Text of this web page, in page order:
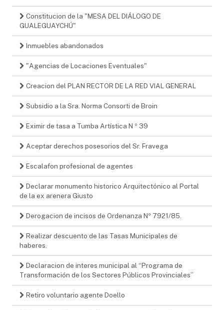
Constitucion de la "MESA DEL DIÁLOGO DE
GUALEGUAYCHÚ"
Inmuebles abandonados
"Agencias de Locaciones Eventuales"
Creacion del PLAN RECTOR DE LA RED VIAL GENERAL
Subsidio a la Sra. Norma Consorti de Broin
Eximir de tasa a Tumba Artística N º 39
Aceptar derechos posesorios del Sr. Fravega
Escalafon profesional de agentes
Declarar monumento historico Arquitectónico al Portal
de la ex arenera Giusto
Derogacion de incisos de Ordenanza Nº 7921/85.
Realizar descuento de las Tasas Municipales de
haberes.
Declaracion de interes municipal al “Programa de
Transformación de los Sectores Públicos Provinciales”
Retiro voluntario agente Doello